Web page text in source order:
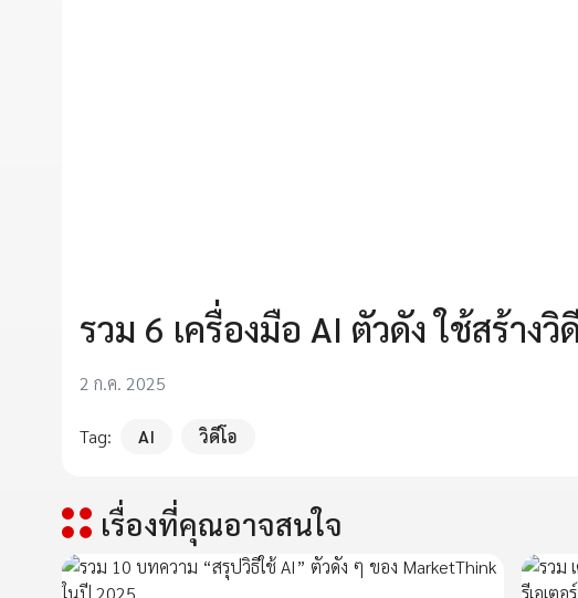
รวม 6 เครื่องมือ AI ตัวดัง ใช้สร้างวิ
2 ก.ค. 2025
Tag: AI วิดีโอ
เรื่องที่คุณอาจสนใจ